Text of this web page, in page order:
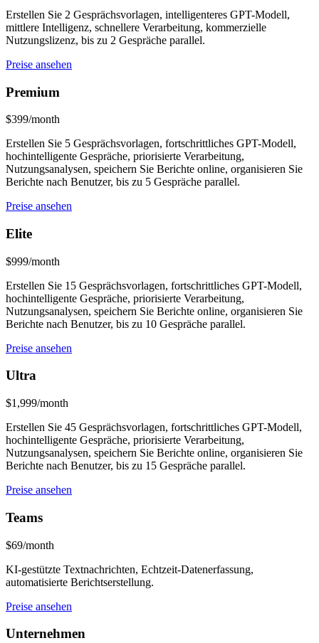
Erstellen Sie 2 Gesprächsvorlagen, intelligenteres GPT-Modell,
mittlere Intelligenz, schnellere Verarbeitung, kommerzielle
Nutzungslizenz, bis zu 2 Gespräche parallel.
Preise ansehen
Premium
$399/month
Erstellen Sie 5 Gesprächsvorlagen, fortschrittliches GPT-Modell,
hochintelligente Gespräche, priorisierte Verarbeitung,
Nutzungsanalysen, speichern Sie Berichte online, organisieren Sie
Berichte nach Benutzer, bis zu 5 Gespräche parallel.
Preise ansehen
Elite
$999/month
Erstellen Sie 15 Gesprächsvorlagen, fortschrittliches GPT-Modell,
hochintelligente Gespräche, priorisierte Verarbeitung,
Nutzungsanalysen, speichern Sie Berichte online, organisieren Sie
Berichte nach Benutzer, bis zu 10 Gespräche parallel.
Preise ansehen
Ultra
$1,999/month
Erstellen Sie 45 Gesprächsvorlagen, fortschrittliches GPT-Modell,
hochintelligente Gespräche, priorisierte Verarbeitung,
Nutzungsanalysen, speichern Sie Berichte online, organisieren Sie
Berichte nach Benutzer, bis zu 15 Gespräche parallel.
Preise ansehen
Teams
$69/month
KI-gestützte Textnachrichten, Echtzeit-Datenerfassung,
automatisierte Berichtserstellung.
Preise ansehen
Unternehmen